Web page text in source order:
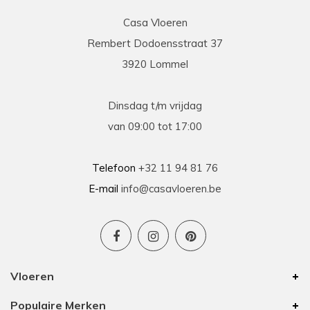
Prima geholpen bij zowel de keuze als plaatsing
problemen tijdens plaatsing .
Casa Vloeren. Toen was het van hun eigen merk
Casa Vloeren
Rembert Dodoensstraat 37
3920 Lommel
Dinsdag t/m vrijdag
van 09:00 tot 17:00
Telefoon +32 11 94 81 76
E-mail info@casavloeren.be
Vloeren
Populaire Merken